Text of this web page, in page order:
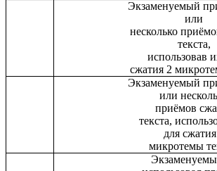
Экзаменуемый
или
несколько
текста,
использовав
сжатия 2
Экзаменуемый
или
приёмов
текста,
для сжатия
микротемы